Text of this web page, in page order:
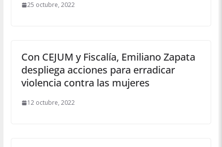
25 octubre, 2022
Con CEJUM y Fiscalía, Emiliano Zapata
despliega acciones para erradicar
violencia contra las mujeres
12 octubre, 2022